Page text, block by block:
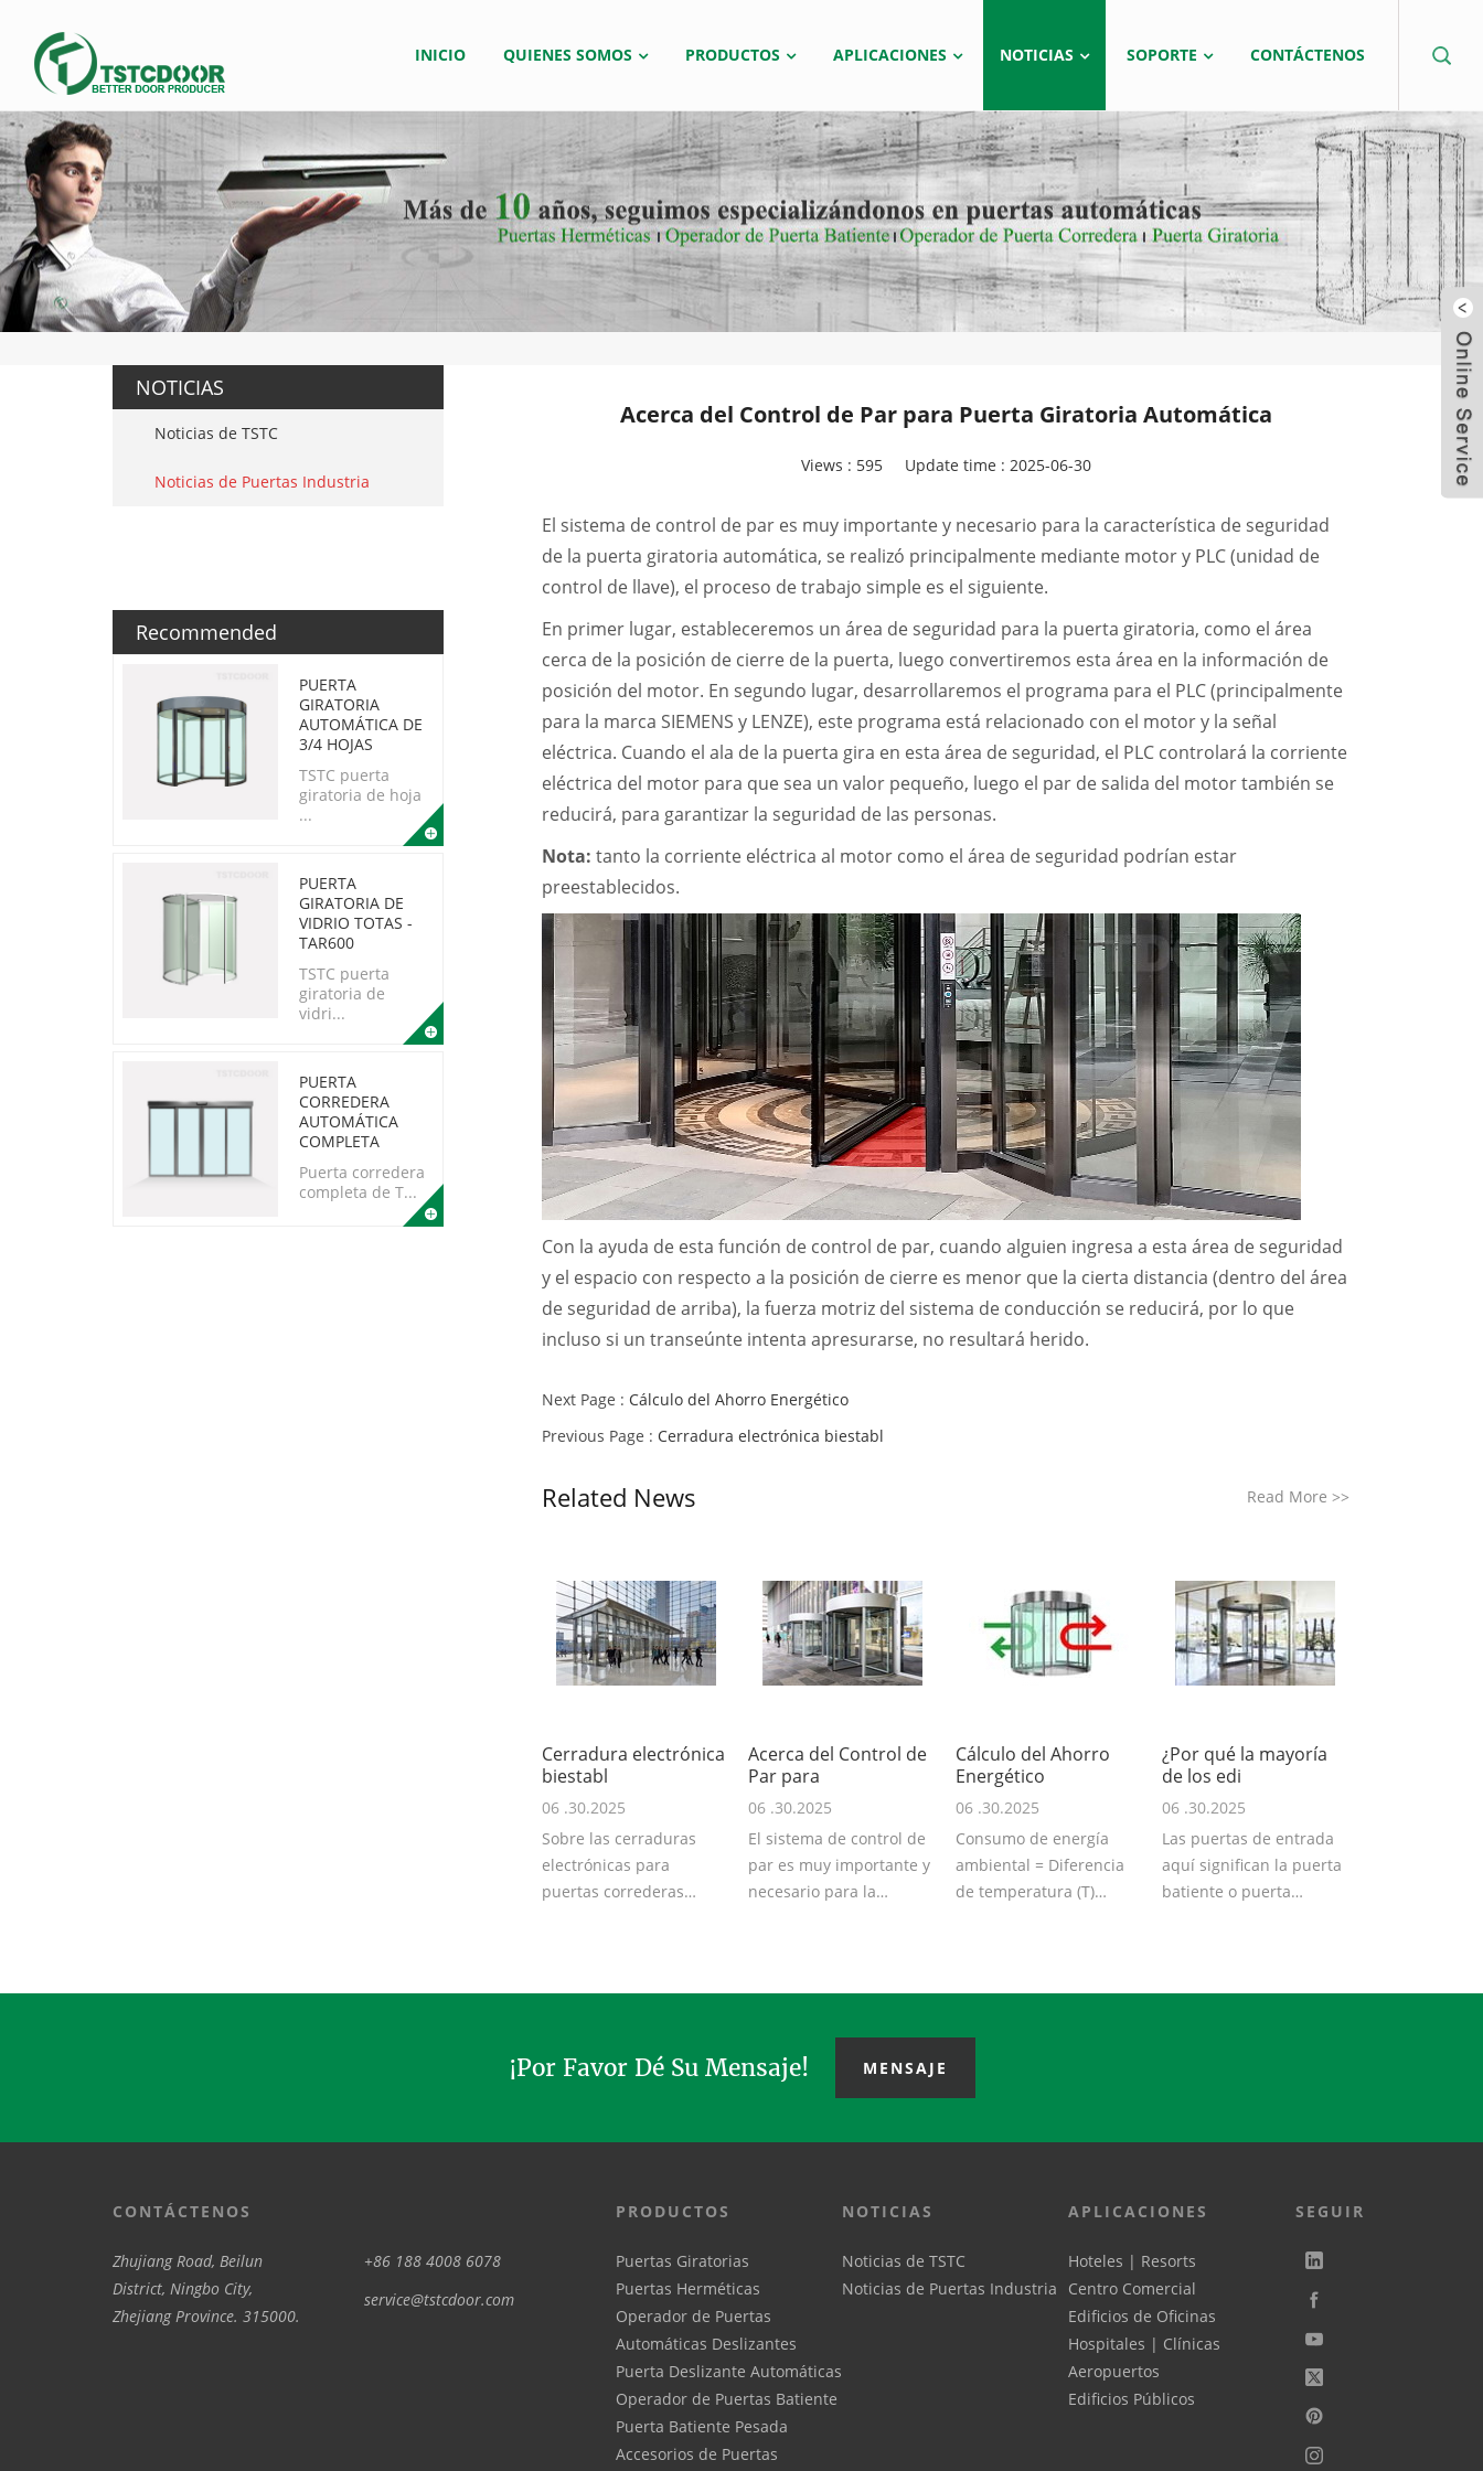
INICIO QUIENES SOMOS PRODUCTOS APLICACIONES NOTICIAS SOPORTE CONTÁCTENOS
NOTICIAS
Noticias de TSTC
Noticias de Puertas Industria
Recommended
PUERTA
GIRATORIA
AUTOMÁTICA DE
3/4 HOJAS
TSTC puerta
giratoria de hoja
...
PUERTA
GIRATORIA DE
VIDRIO TOTAS -
TAR600
TSTC puerta
giratoria de
vidri...
PUERTA
CORREDERA
AUTOMÁTICA
COMPLETA
Puerta corredera
completa de T...
Acerca del Control de Par para Puerta Giratoria Automática
Views : 595 Update time : 2025-06-30
El sistema de control de par es muy importante y necesario para la característica de seguridad
de la puerta giratoria automática, se realizó principalmente mediante motor y PLC (unidad de
control de llave), el proceso de trabajo simple es el siguiente.
En primer lugar, estableceremos un área de seguridad para la puerta giratoria, como el área
cerca de la posición de cierre de la puerta, luego convertiremos esta área en la información de
posición del motor. En segundo lugar, desarrollaremos el programa para el PLC (principalmente
para la marca SIEMENS y LENZE), este programa está relacionado con el motor y la señal
eléctrica. Cuando el ala de la puerta gira en esta área de seguridad, el PLC controlará la corriente
eléctrica del motor para que sea un valor pequeño, luego el par de salida del motor también se
reducirá, para garantizar la seguridad de las personas.
Nota: tanto la corriente eléctrica al motor como el área de seguridad podrían estar
preestablecidos.
Con la ayuda de esta función de control de par, cuando alguien ingresa a esta área de seguridad
y el espacio con respecto a la posición de cierre es menor que la cierta distancia (dentro del área
de seguridad de arriba), la fuerza motriz del sistema de conducción se reducirá, por lo que
incluso si un transeúnte intenta apresurarse, no resultará herido.
Next Page : Cálculo del Ahorro Energético
Previous Page : Cerradura electrónica biestabl
Related News Read More >>
Cerradura electrónica
biestabl
06 .30.2025
Sobre las cerraduras
electrónicas para
puertas correderas
Acerca del Control de
Par para
06 .30.2025
El sistema de control de
par es muy importante y
necesario para la
Cálculo del Ahorro
Energético
06 .30.2025
Consumo de energía
ambiental = Diferencia
de temperatura (T)
¿Por qué la mayoría
de los edi
06 .30.2025
Las puertas de entrada
aquí significan la puerta
batiente o puerta
¡Por Favor Dé Su Mensaje! MENSAJE
CONTÁCTENOS
Zhujiang Road, Beilun
District, Ningbo City,
Zhejiang Province. 315000.
+86 188 4008 6078
service@tstcdoor.com
PRODUCTOS
Puertas Giratorias
Puertas Herméticas
Operador de Puertas
Automáticas Deslizantes
Puerta Deslizante Automáticas
Operador de Puertas Batiente
Puerta Batiente Pesada
Accesorios de Puertas
NOTICIAS
Noticias de TSTC
Noticias de Puertas Industria
APLICACIONES
Hoteles | Resorts
Centro Comercial
Edificios de Oficinas
Hospitales | Clínicas
Aeropuertos
Edificios Públicos
SEGUIR